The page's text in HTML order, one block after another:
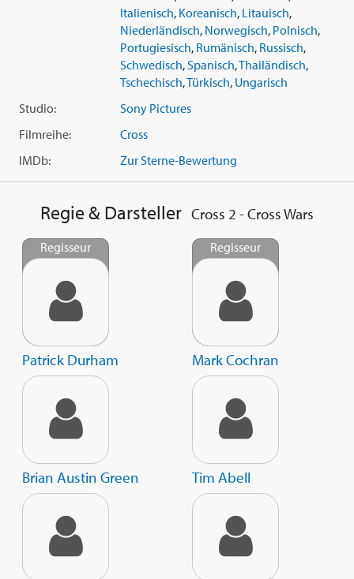
Italienisch, Koreanisch, Litauisch,
Niederländisch, Norwegisch, Polnisch,
Portugiesisch, Rumänisch, Russisch,
Schwedisch, Spanisch,Thailändisch,
Tschechisch,Türkisch, Ungarisch
Studio:
Sony Pictures
Filmreihe:
Cross
IMDb:
Zur Sterne-Bewertung
Regie & Darsteller Cross 2 - Cross Wars
Regisseur
Patrick Durham
Regisseur
Mark Cochran
Brian Austin Green Tim Abell